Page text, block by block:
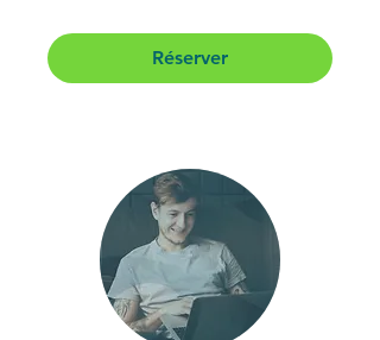
Réserver